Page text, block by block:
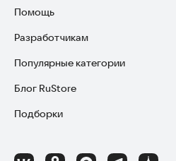
Помощь
Установка RuStore на TV
Установка RuStore на телефон
Установка RuStore в машину
Помощь пользователям RuStore
Разработчикам
Зарабатывать с RuStore
Стать разработчиком
Доступ к RuStore Консоль
Популярные категории
Игры для Android
Приложения банков
Блог RuStore
Обзоры игр для Android 2025
Подборки